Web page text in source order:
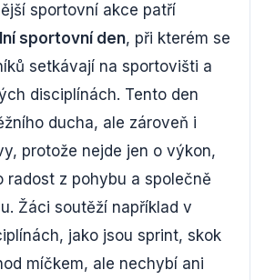
sportovní akce patří
sportovní den, při kterém se
setkávají na sportovišti a
disciplínách. Tento den
ducha, ale zároveň i
protože nejde jen o výkon,
radost z pohybu a společně
Žáci soutěží například v
jako jsou sprint, skok
míčkem, ale nechybí ani